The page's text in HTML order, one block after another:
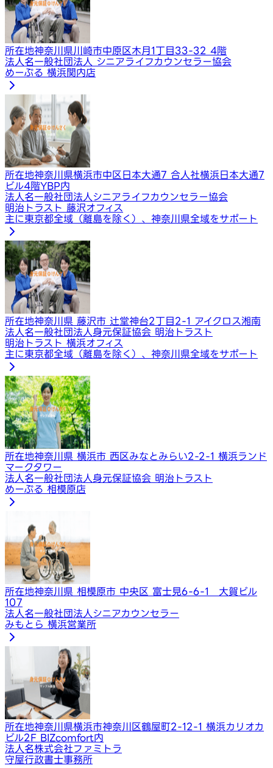
所在地神奈川県川崎市中原区木月1丁目33-32 4階
法人名一般社団法人 シニアライフカウンセラー協会
めーぷる 横浜関内店
所在地神奈川県横浜市中区日本大通7 合人社横浜日本大通7
ビル4階YBP内
法人名一般社団法人シニアライフカウンセラー協会
明治トラスト 藤沢オフィス
主に東京都全域（離島を除く）、神奈川県全域をサポート
所在地神奈川県 藤沢市 辻堂神台2丁目2-1 アイクロス湘南
法人名一般社団法人身元保証協会 明治トラスト
明治トラスト 横浜オフィス
主に東京都全域（離島を除く）、神奈川県全域をサポート
所在地神奈川県 横浜市 西区みなとみらい2-2-1 横浜ランド
マークタワー
法人名一般社団法人身元保証協会 明治トラスト
めーぷる 相模原店
所在地神奈川県 相模原市 中央区 富士見6-6-1 大賀ビル
107
法人名一般社団法人シニアカウンセラー
みもとら 横浜営業所
所在地神奈川県横浜市神奈川区鶴屋町2-12-1 横浜カリオカ
ビル2F BIZcomfort内
法人名株式会社ファミトラ
守屋行政書士事務所